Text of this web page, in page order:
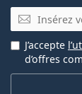
E-mail
J’accepte
d’offres